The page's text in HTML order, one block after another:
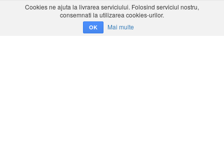
Cookies ne ajuta la livrarea serviciului. Folosind serviciul nostru,
consemnati la utilizarea cookies-urilor.
OK Mai multe